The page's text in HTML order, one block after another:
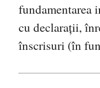
fundamentarea
cu declarații,
înscrisuri (în